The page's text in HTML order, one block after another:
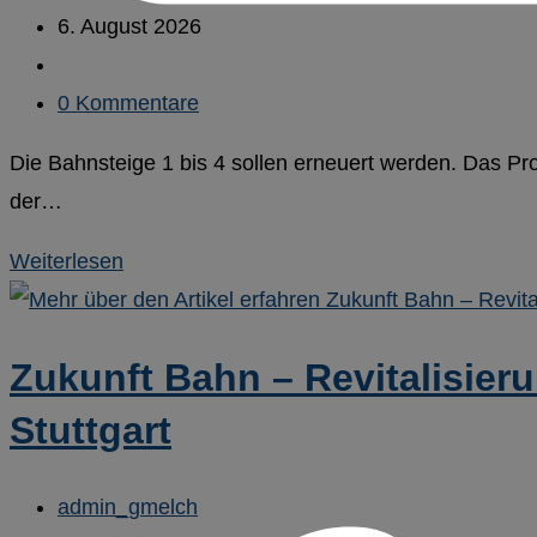
Autor:
Beitrag
6. August 2026
Kategorie:
Beitrags-
0 Kommentare
Die Bahnsteige 1 bis 4 sollen erneuert werden. Das
der…
Weiterlesen
und
Ausbau
Verkehrsstation
Zukunft Bahn –
Stuttgart
Beitrags-
admin_gmelch